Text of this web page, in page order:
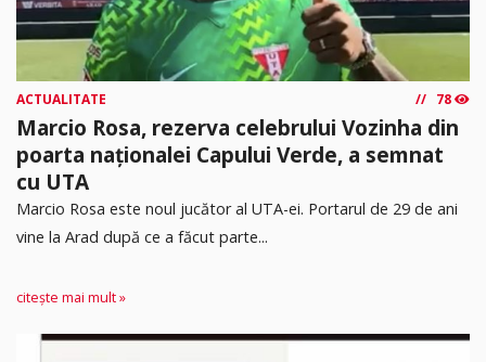
ACTUALITATE 78
Marcio Rosa, rezerva celebrului Vozinha din
poarta naționalei Capului Verde, a semnat
cu UTA
Marcio Rosa este noul jucător al UTA-ei. Portarul de 29 de ani
vine la Arad după ce a făcut parte...
citește mai mult »